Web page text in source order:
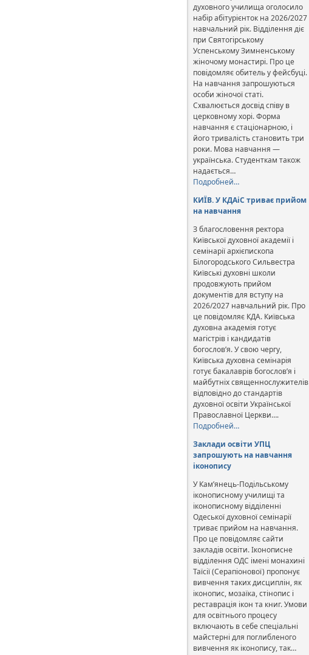
духовного училища оголосило
набір абітурієнток на 2026/2027
навчальний рік. Відділення діє
при Святогірському
Успенському Зимненському
жіночому монастирі. Про це
повідомляє обитель у фейсбуці.
На навчання запрошуються
особи жіночої статі.
Схвалюється досвід співу в
церковному хорі. Форма
навчання є стаціонарною, і
його тривалість становить три
роки. Мова навчання —
українська. Студенткам також
надається…
Подробней…
КИЇВ. У КДАіС триває прийом
на навчання
З благословення ректора
Київської духовної академії і
семінарії архієпископа
Білогородського Сильвестра
Київські духовні школи
продовжують прийом
документів для вступу на
2026/2027 навчальний рік. Про
це повідомляє КДА. Київська
духовна академія готує
магістрів і кандидатів
богослов’я. У свою чергу,
Київська духовна семінарія
готує бакалаврів богослов’я і
майбутніх священнослужителів
відповідно до стандартів
духовної освіти Української
Православної Церкви….
Подробней…
Заклади освіти УПЦ
запрошують на навчання
іконопису
У Кам’янець-Подільському
іконописному училищі та
іконописному відділенні
Одеської духовної семінарії
триває прийом на навчання.
Про це повідомляє сайти
закладів освіти. Іконописне
відділення ОДС імені монахині
Таїсії (Серапіонової) пропонує
вивчення таких дисциплін, як
іконопис, мозаїка, стінопис і
реставрація ікон та книг. Умови
для освітнього процесу
включають в себе спеціальні
майстерні для поглибленого
вивчення як іконопису, так…